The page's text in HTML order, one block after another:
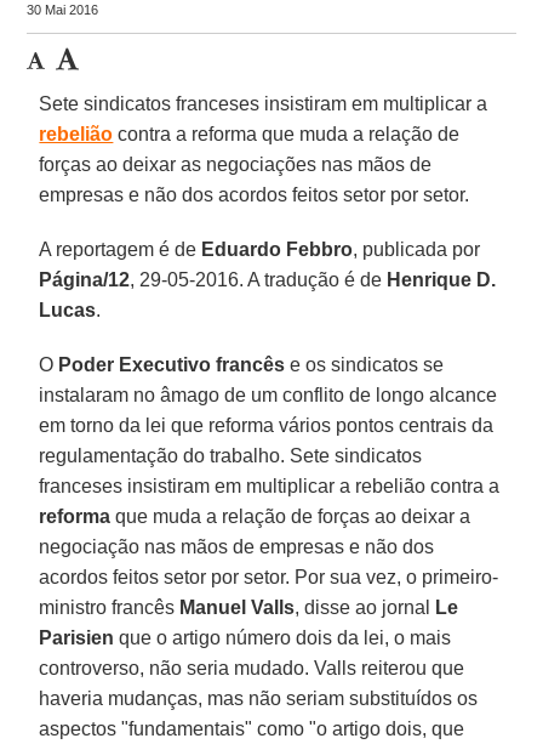
30 Mai 2016
Sete sindicatos franceses insistiram em multiplicar a
rebelião contra a reforma que muda a relação de
forças ao deixar as negociações nas mãos de
empresas e não dos acordos feitos setor por setor.
A reportagem é de Eduardo Febbro, publicada por
Página/12, 29-05-2016. A tradução é de Henrique D.
Lucas.
O Poder Executivo francês e os sindicatos se
instalaram no âmago de um conflito de longo alcance
em torno da lei que reforma vários pontos centrais da
regulamentação do trabalho. Sete sindicatos
franceses insistiram em multiplicar a rebelião contra a
reforma que muda a relação de forças ao deixar a
negociação nas mãos de empresas e não dos
acordos feitos setor por setor. Por sua vez, o primeiro-
ministro francês Manuel Valls, disse ao jornal
Le
Parisien que o artigo número dois da lei, o mais
controverso, não seria mudado. Valls reiterou que
haveria mudanças, mas não seriam substituídos os
aspectos "fundamentais" como "o artigo dois, que